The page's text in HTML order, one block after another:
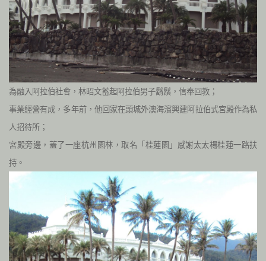
為融入阿拉伯社會，林昭文蓄起阿拉伯男子鬍鬚，信奉回教；
事業經營有成，多年前，他回家在頭城外澳海濱興建阿拉伯式宮殿作為私
人招待所；
宮殿旁邊，蓋了一座杭州園林，取名「桂蓮園」感謝太太楊桂蓮一路扶
持。